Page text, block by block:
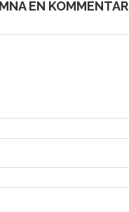
EN KOMMENTAR